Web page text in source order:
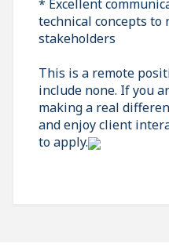
* Excellent
technical concepts to
stakeholders
This is a remote
include none. If you
making a real
and enjoy client
to apply.